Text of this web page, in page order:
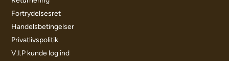
Fortrydelsesret
Handelsbetingelser
Privatlivspolitik
V.I.P kunde log ind